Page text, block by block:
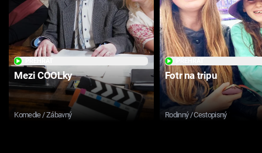
Mezi COOLky
Komedie / Zábavný
Fotr na tripu
Rodinný / Cestopisný